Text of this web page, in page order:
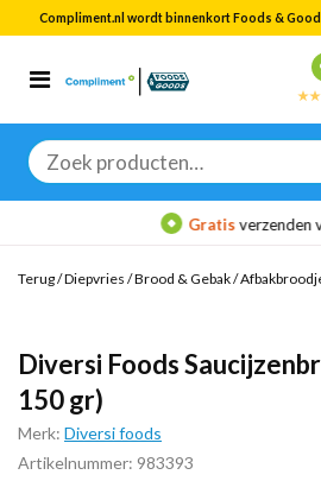
Compliment.nl wordt binnenkort Foods &
Zoeken
naar:
Categorieën
Bekijk alle
Gratisverzenden
Terug/Diepvries /Brood & Gebak/
Diversi Foods
150 gr)
Merk: Diversi foods
Artikelnummer: 983393